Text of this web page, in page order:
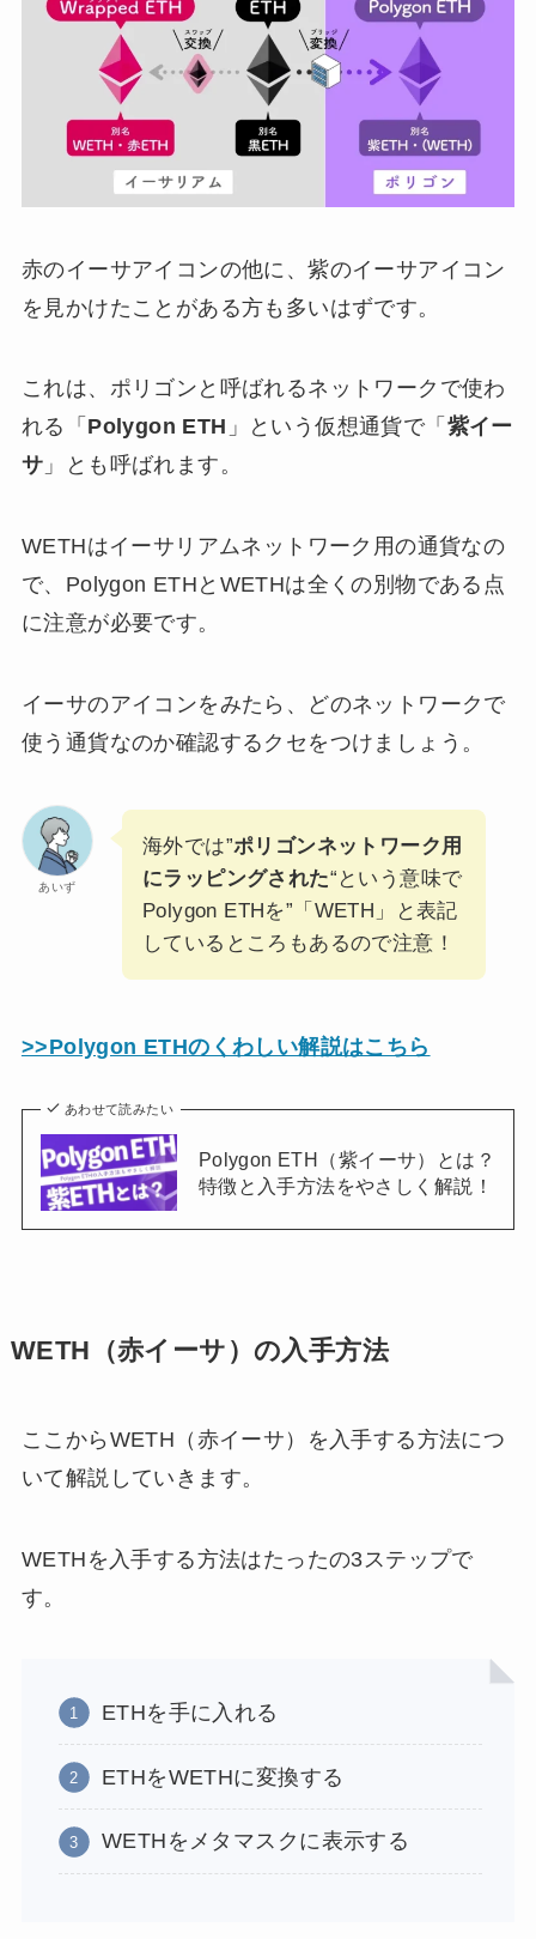
赤のイーサアイコンの他に、紫のイーサアイコン
を見かけたことがある方も多いはずです。
これは、ポリゴンと呼ばれるネットワークで使わ
れる「 Polygon ETH 」という仮想通貨で「 紫イー
サ 」とも呼ばれます。
WETHはイーサリアムネットワーク用の通貨なの
で、Polygon ETHとWETHは全くの別物である点
に注意が必要です。
イーサのアイコンをみたら、どのネットワークで
使う通貨なのか確認するクセをつけましょう。
あいず
海外では”ポリゴンネットワーク用
にラッピングされた“という意味で
Polygon ETHを”「WETH」と表記
しているところもあるので注意！
>>Polygon ETHのくわしい解説はこちら
あわせて読みたい
Polygon ETH（紫イーサ）とは？
特徴と入手方法をやさしく解説！
WETH（赤イーサ）の入手方法
ここからWETH（赤イーサ）を入手する方法につ
いて解説していきます。
WETHを入手する方法はたったの3ステップで
す。
ETHを手に入れる
ETHをWETHに変換する
WETHをメタマスクに表示する